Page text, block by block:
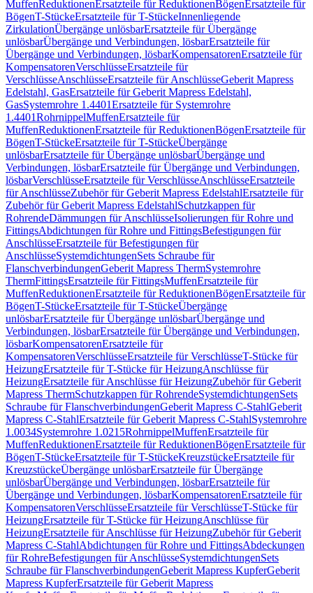
MuffenReduktionenErsatzteile für ReduktionenBögenErsatzteile für
BögenT-StückeErsatzteile für T-StückeInnenliegende
ZirkulationÜbergänge unlösbarErsatzteile für Übergänge
unlösbarÜbergänge und Verbindungen, lösbarErsatzteile für
Übergänge und Verbindungen, lösbarKompensatorenErsatzteile für
KompensatorenVerschlüsseErsatzteile für
VerschlüsseAnschlüsseErsatzteile für AnschlüsseGeberit Mapress
Edelstahl, GasErsatzteile für Geberit Mapress Edelstahl,
GasSystemrohre 1.4401Ersatzteile für Systemrohre
1.4401RohrnippelMuffenErsatzteile für
MuffenReduktionenErsatzteile für ReduktionenBögenErsatzteile für
BögenT-StückeErsatzteile für T-StückeÜbergänge
unlösbarErsatzteile für Übergänge unlösbarÜbergänge und
Verbindungen, lösbarErsatzteile für Übergänge und Verbindungen,
lösbarVerschlüsseErsatzteile für VerschlüsseAnschlüsseErsatzteile
für AnschlüsseZubehör für Geberit Mapress EdelstahlErsatzteile für
Zubehör für Geberit Mapress EdelstahlSchutzkappen für
RohrendeDämmungen für AnschlüsseIsolierungen für Rohre und
FittingsAbdichtungen für Rohre und FittingsBefestigungen für
AnschlüsseErsatzteile für Befestigungen für
AnschlüsseSystemdichtungenSets Schraube für
FlanschverbindungenGeberit Mapress ThermSystemrohre
ThermFittingsErsatzteile für FittingsMuffenErsatzteile für
MuffenReduktionenErsatzteile für ReduktionenBögenErsatzteile für
BögenT-StückeErsatzteile für T-StückeÜbergänge
unlösbarErsatzteile für Übergänge unlösbarÜbergänge und
Verbindungen, lösbarErsatzteile für Übergänge und Verbindungen,
lösbarKompensatorenErsatzteile für
KompensatorenVerschlüsseErsatzteile für VerschlüsseT-Stücke für
HeizungErsatzteile für T-Stücke für HeizungAnschlüsse für
HeizungErsatzteile für Anschlüsse für HeizungZubehör für Geberit
Mapress ThermSchutzkappen für RohrendeSystemdichtungenSets
Schraube für FlanschverbindungenGeberit Mapress C-StahlGeberit
Mapress C-StahlErsatzteile für Geberit Mapress C-StahlSystemrohre
1.0034Systemrohre 1.0215RohrnippelMuffenErsatzteile für
MuffenReduktionenErsatzteile für ReduktionenBögenErsatzteile für
BögenT-StückeErsatzteile für T-StückeKreuzstückeErsatzteile für
KreuzstückeÜbergänge unlösbarErsatzteile für Übergänge
unlösbarÜbergänge und Verbindungen, lösbarErsatzteile für
Übergänge und Verbindungen, lösbarKompensatorenErsatzteile für
KompensatorenVerschlüsseErsatzteile für VerschlüsseT-Stücke für
HeizungErsatzteile für T-Stücke für HeizungAnschlüsse für
HeizungErsatzteile für Anschlüsse für HeizungZubehör für Geberit
Mapress C-StahlAbdichtungen für Rohre und FittingsAbdeckungen
für RohreBefestigungen für AnschlüsseSystemdichtungenSets
Schraube für FlanschverbindungenGeberit Mapress KupferGeberit
Mapress KupferErsatzteile für Geberit Mapress